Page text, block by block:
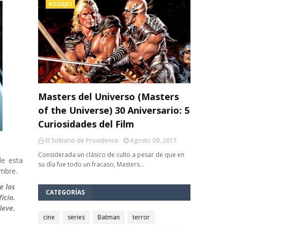
esta
los
RODAJES
Masters del Universo (Masters
of the Universe) 30 Aniversario: 5
Curiosidades del Film
El Solitario de Providence
Agosto 09, 2017
Considerada un clásico de culto a pesar de que en
su día fue todo un fracaso, Masters…
CATEGORÍAS
cine series Batman
terror